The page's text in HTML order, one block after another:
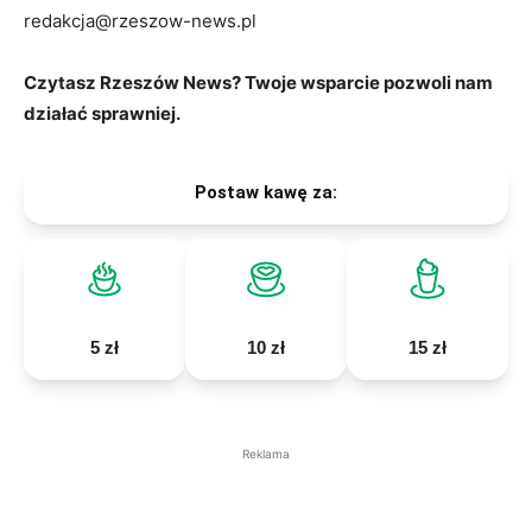
redakcja@rzeszow-news.pl
Czytasz Rzeszów News? Twoje wsparcie pozwoli nam
działać sprawniej.
Postaw kawę za:
5 zł 10 zł 15 zł
Reklama